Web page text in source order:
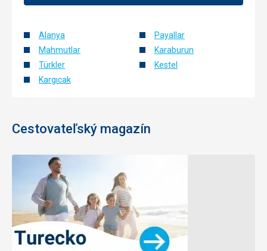
Alanya
Mahmutlar
Türkler
Kargıcak
Payallar
Karaburun
Kestel
Cestovateľský magazín